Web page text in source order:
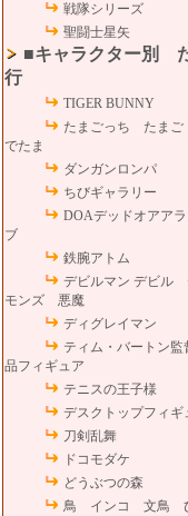
戦隊シリーズ
聖闘士星矢
■キャラクター別
行
TIGER BUNNY
たまごっち たま
でたま
ダンガンロンパ
ちびギャラリー
DOAデッドオアアラ
ブ
鉄腕アトム
デビルマン デビル
モンズ 悪魔
ディグレイマン
ティム・バートン監
品フィギュア
テニスの王子様
デスクトップフィギ
刀剣乱舞
ドコモダケ
どうぶつの森
鳥 インコ 文鳥